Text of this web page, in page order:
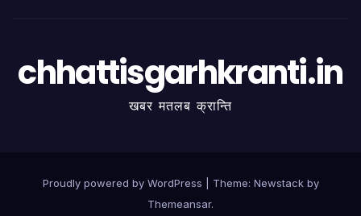
chhattisgarhkranti.in
खबर मतलब क्रान्ति
Proudly powered by WordPress Theme: Newstackby
Themeansar.